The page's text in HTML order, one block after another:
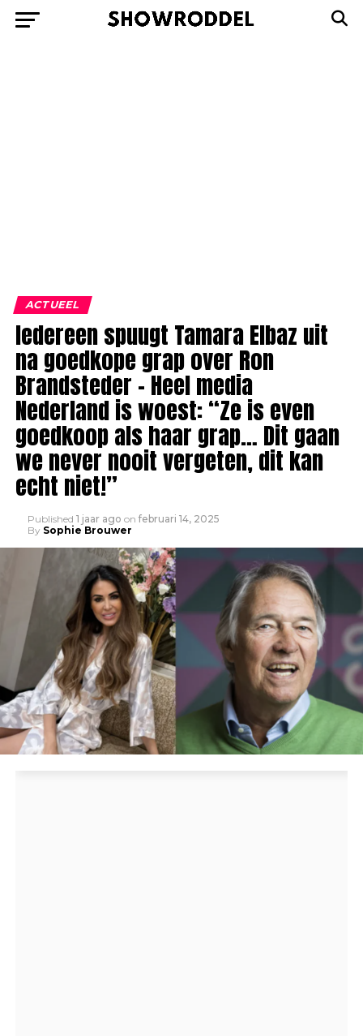
ACTUEEL
Iedereen spuugt Tamara Elbaz uit
na goedkope grap over Ron
Brandsteder – Heel media
Nederland is woest: “Ze is even
goedkoop als haar grap… Dit gaan
we never nooit vergeten, dit kan
echt niet!”
Published 1 jaar ago on februari 14, 2025
By Sophie Brouwer